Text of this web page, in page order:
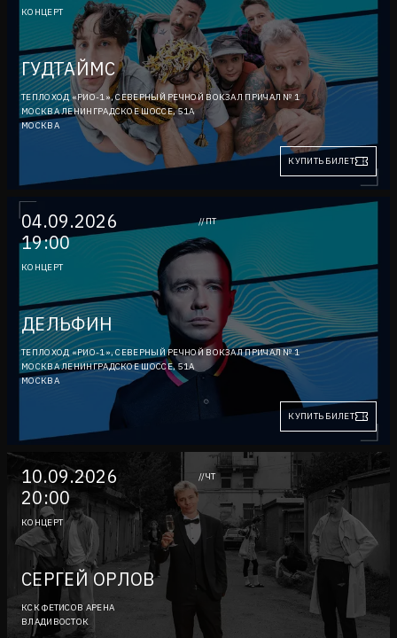
КОНЦЕРТ
ГУДТАЙМС
ТЕПЛОХОД «РИО-1», СЕВЕРНЫЙ РЕЧНОЙ ВОКЗАЛ ПРИЧАЛ № 1
МОСКВА ЛЕНИНГРАДСКОЕ ШОССЕ, 51А
МОСКВА
КУПИТЬ БИЛЕТ
04.09.2026
19:00
//ПТ
КОНЦЕРТ
ДЕЛЬФИН
ТЕПЛОХОД «РИО-1», СЕВЕРНЫЙ РЕЧНОЙ ВОКЗАЛ ПРИЧАЛ № 1
МОСКВА ЛЕНИНГРАДСКОЕ ШОССЕ, 51А
МОСКВА
КУПИТЬ БИЛЕТ
10.09.2026
20:00
//ЧТ
КОНЦЕРТ
СЕРГЕЙ ОРЛОВ
КСК ФЕТИСОВ АРЕНА
ВЛАДИВОСТОК